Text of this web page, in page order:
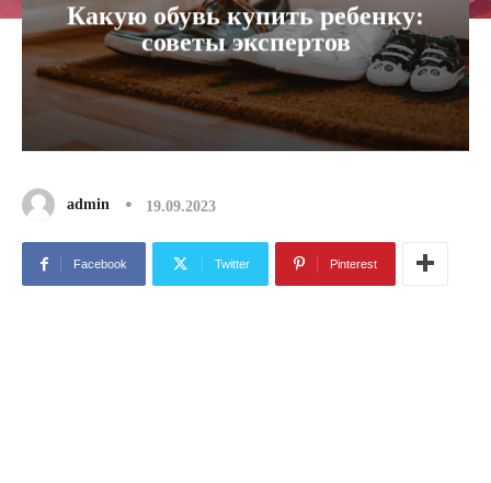
Какую обувь купить ребенку:
советы экспертов
admin 19.09.2023
Facebook Twitter Pinterest